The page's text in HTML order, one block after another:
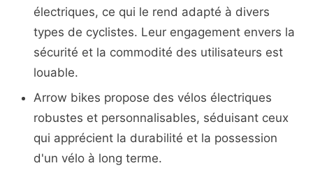
électriques, ce qui le rend adapté à divers
types de cyclistes. Leur engagement envers la
sécurité et la commodité des utilisateurs est
louable.
Arrow bikes propose des vélos électriques
robustes et personnalisables, séduisant ceux
qui apprécient la durabilité et la possession
d'un vélo à long terme.